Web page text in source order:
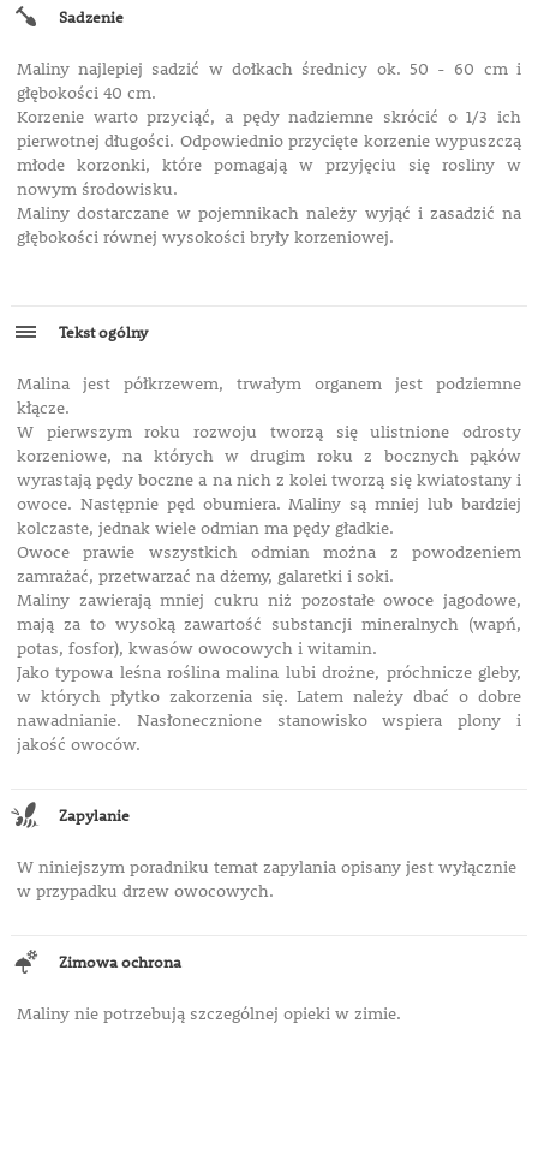
Sadzenie
Maliny najlepiej sadzić w dołkach średnicy ok. 50 - 60 cm i
głębokości 40 cm.
Korzenie warto przyciąć, a pędy nadziemne skrócić o 1/3 ich
pierwotnej długości. Odpowiednio przycięte korzenie wypuszczą
młode korzonki, które pomagają w przyjęciu się rosliny w
nowym środowisku.
Maliny dostarczane w pojemnikach należy wyjąć i zasadzić na
głębokości równej wysokości bryły korzeniowej.
Tekst ogólny
Malina jest półkrzewem, trwałym organem jest podziemne
kłącze.
W pierwszym roku rozwoju tworzą się ulistnione odrosty
korzeniowe, na których w drugim roku z bocznych pąków
wyrastają pędy boczne a na nich z kolei tworzą się kwiatostany i
owoce. Następnie pęd obumiera. Maliny są mniej lub bardziej
kolczaste, jednak wiele odmian ma pędy gładkie.
Owoce prawie wszystkich odmian można z powodzeniem
zamrażać, przetwarzać na dżemy, galaretki i soki.
Maliny zawierają mniej cukru niż pozostałe owoce jagodowe,
mają za to wysoką zawartość substancji mineralnych (wapń,
potas, fosfor), kwasów owocowych i witamin.
Jako typowa leśna roślina malina lubi drożne, próchnicze gleby,
w których płytko zakorzenia się. Latem należy dbać o dobre
nawadnianie. Nasłonecznione stanowisko wspiera plony i
jakość owoców.
Zapylanie
W niniejszym poradniku temat zapylania opisany jest wyłącznie
w przypadku drzew owocowych.
Zimowa ochrona
Maliny nie potrzebują szczególnej opieki w zimie.